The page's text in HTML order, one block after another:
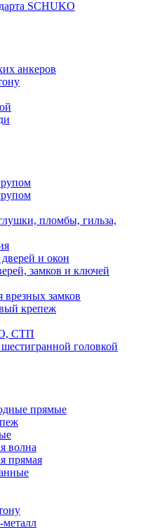
SCHUKO
анкеров
пломбы, гильза,
и окон
замков и ключей
врезных замков
крепеж
СТП
головкой
прямые
волна
прямая